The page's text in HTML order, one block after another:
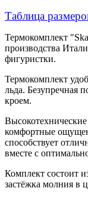
Таблица
Термокомплект
производства
фигуристки.
Термокомплект
льда. Безупречная
кроем.
комфортные
способствует
вместе с
Комплект состоит
застёжка молния в